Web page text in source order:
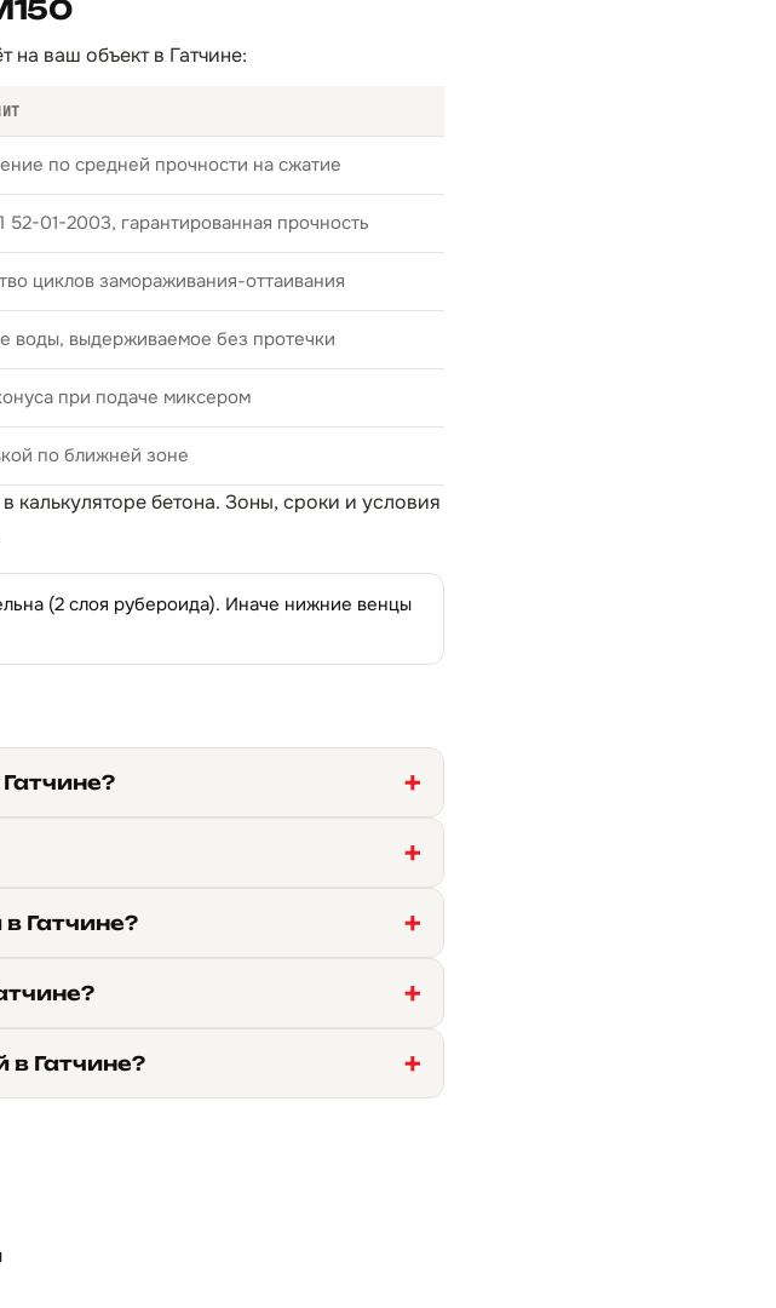
на ваш объект в Гатчине:
по средней прочности на сжатие
01-2003, гарантированная прочность
циклов замораживания-оттаивания
воды, выдерживаемое без протечки
при подаче миксером
по ближней зоне
калькуляторе бетона. Зоны, сроки и условия
(2 слоя рубероида). Иначе нижние венцы
Гатчине?
Гатчине?